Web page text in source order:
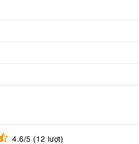
4.6/5 (12 lượt)